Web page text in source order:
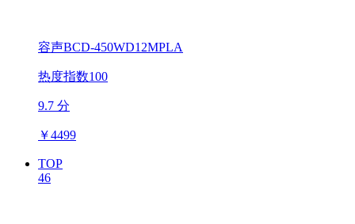
容声BCD-450WD12MPLA
热度指数100
9.7 分
￥4499
TOP
46